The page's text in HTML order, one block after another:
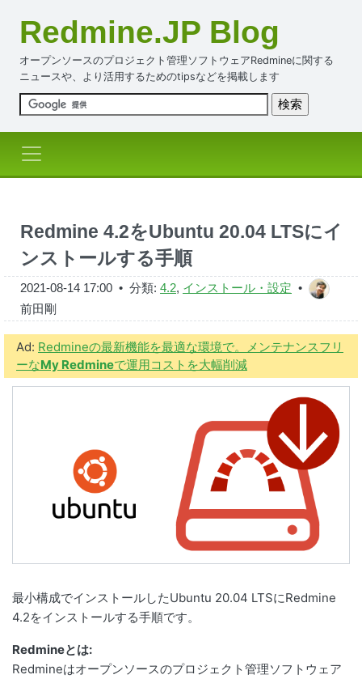
Redmine.JP Blog
オープンソースのプロジェクト管理ソフトウェアRedmineに関する
ニュースや、より活用するためのtipsなどを掲載します
Redmine 4.2をUbuntu 20.04 LTSにイ
ンストールする手順
2021-08-14 17:00 • 分類: 4.2, インストール・設定 •
前田剛
Ad: Redmineの最新機能を最適な環境で。メンテナンスフリ
ーなMy Redmineで運用コストを大幅削減
最小構成でインストールしたUbuntu 20.04 LTSにRedmine
4.2をインストールする手順です。
Redmineとは:
Redmineはオープンソースのプロジェクト管理ソフトウェア